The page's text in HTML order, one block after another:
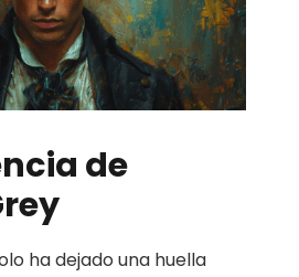
de
ha dejado una huella